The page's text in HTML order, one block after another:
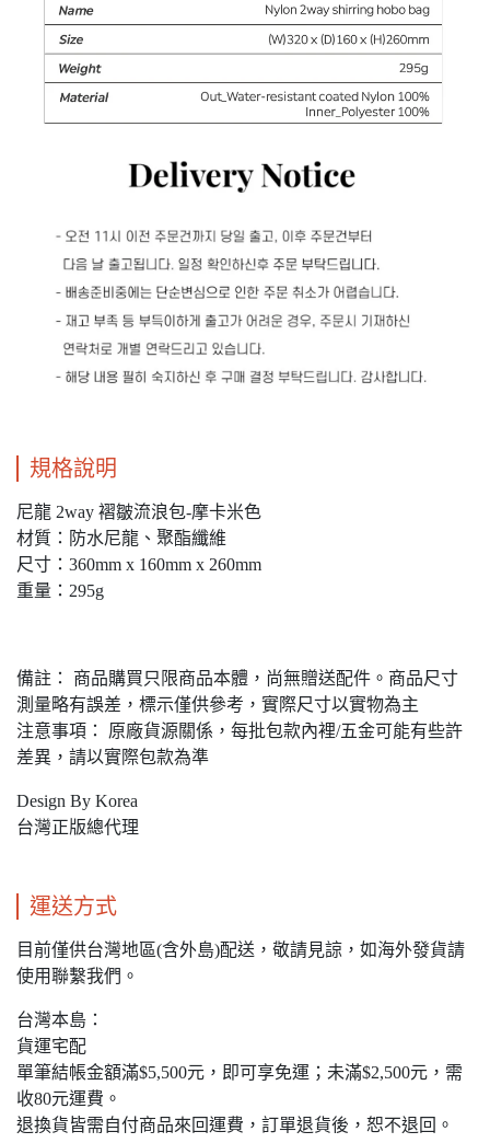
規格說明
尼龍 2way 褶皺流浪包-摩卡米色
材質：防水尼龍、聚酯纖維
尺寸：360mm x 160mm x 260mm
重量：295g
備註： 商品購買只限商品本體，尚無贈送配件。商品尺寸
測量略有誤差，標示僅供參考，實際尺寸以實物為主
注意事項： 原廠貨源關係，每批包款內裡/五金可能有些許
差異，請以實際包款為準
Design By Korea
台灣正版總代理
運送方式
目前僅供台灣地區(含外島)配送，敬請見諒，如海外發貨請
使用聯繫我們。
台灣本島：
貨運宅配
單筆結帳金額滿$5,500元，即可享免運；未滿$2,500元，需
收80元運費。
退換貨皆需自付商品來回運費，訂單退貨後，恕不退回。